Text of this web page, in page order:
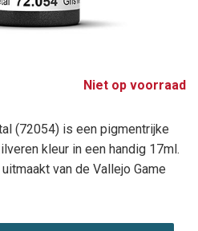
Niet op voorraad
(72054) is een pigmentrijke
kleur in een handig 17ml.
van de Vallejo Game